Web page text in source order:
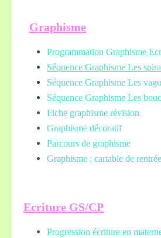
Graphisme
Programmation Graphisme
Séquence Graphisme Les
Séquence Graphisme Les
Séquence Graphisme Les
Fiche graphisme révision
Graphisme décoratif
Parcours de graphisme
Graphisme ; cartable de rentrée
Ecriture GS/CP
Progression écriture en